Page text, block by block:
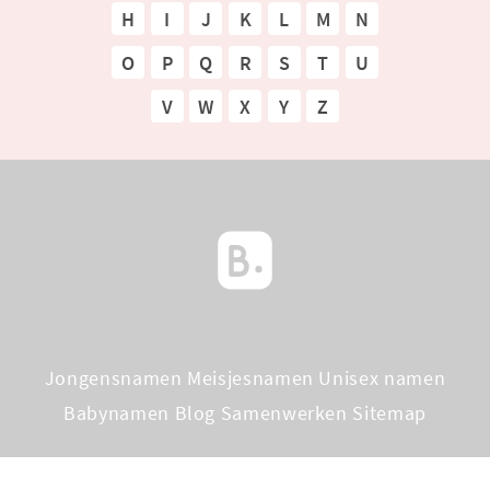
H I J K L M
N
O
P Q R S T
U
V
W X Y Z
Jongensnamen Meisjesnamen Unisex namen
Babynamen Blog Samenwerken Sitemap